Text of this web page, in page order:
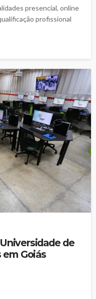
presencial, online
profissional
de
Goiás